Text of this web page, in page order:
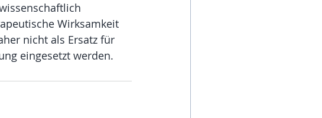
Wirksamkeit
nicht als Ersatz für
eingesetzt werden.